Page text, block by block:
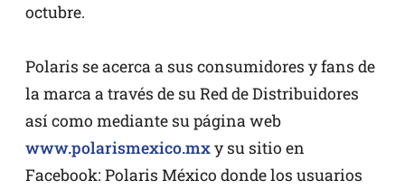
octubre.
Polaris se acerca a sus consumidores y fans de
la marca a través de su Red de Distribuidores
así como mediante su página web
www.polarismexico.mxy su sitio en
Facebook: Polaris México donde los usuarios